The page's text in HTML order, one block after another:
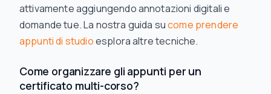
attivamente aggiungendo annotazioni digitali e
domande tue. La nostra guida sucome prendere
appunti di studioesplora altre tecniche.
Come organizzare gli appunti per un
certificato multi-corso?